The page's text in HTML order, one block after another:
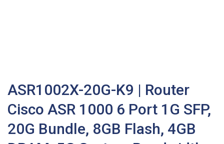
ASR1002X-20G-K9 | Router
Cisco ASR 1000 6 Port 1G SFP,
20G Bundle, 8GB Flash, 4GB